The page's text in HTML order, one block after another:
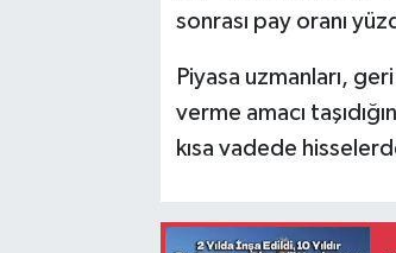
sonrası pay oranı
Piyasa uzmanları,
verme amacı
kısa vadede